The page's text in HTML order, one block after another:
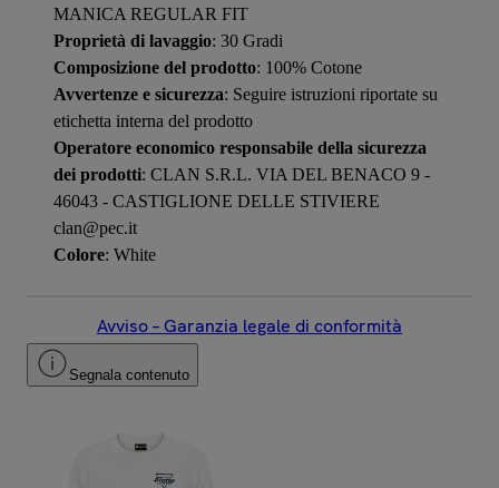
MANICA REGULAR FIT
Proprietà di lavaggio: 30 Gradi
Composizione del prodotto: 100% Cotone
Avvertenze e sicurezza: Seguire istruzioni riportate su
etichetta interna del prodotto
Operatore economico responsabile della sicurezza
dei prodotti: CLAN S.R.L. VIA DEL BENACO 9 -
46043 - CASTIGLIONE DELLE STIVIERE
clan@pec.it
Colore: White
Avviso – Garanzia legale di conformità
Segnala contenuto